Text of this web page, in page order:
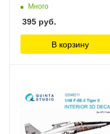
масштабов 1/48 и 1/56
Много
395 руб.
В корзину